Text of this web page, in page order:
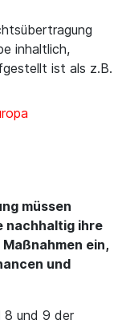
inhaltlich,
ist als z.B.
müssen
nachhaltig ihre
ein,
und
8 und 9 der